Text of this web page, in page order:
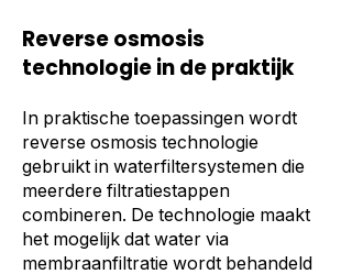
Reverse osmosis
technologie in de praktijk
In praktische toepassingen wordt
reverse osmosis technologie
gebruikt in waterfiltersystemen die
meerdere filtratiestappen
combineren. De technologie maakt
het mogelijk dat water via
membraanfiltratie wordt behandeld